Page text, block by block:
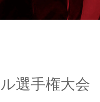
選手権大会